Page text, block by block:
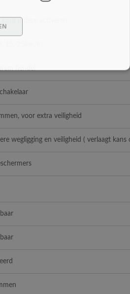
u deze activeren
hendel
voor extra veiligheid
wegligging en veiligheid ( verlaagt